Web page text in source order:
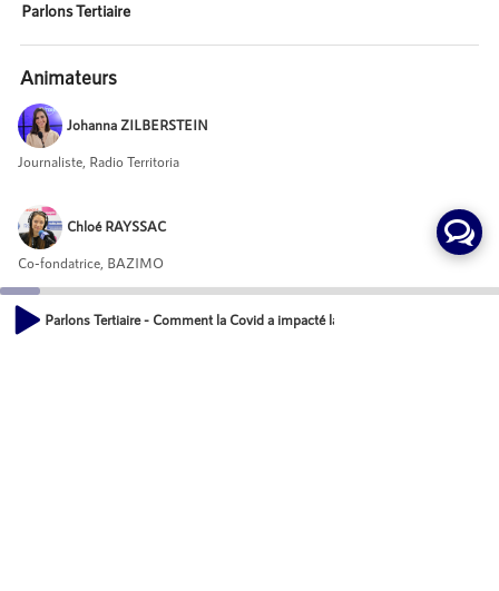
Parlons Tertiaire
Animateurs
Johanna ZILBERSTEIN
Journaliste, Radio Territoria
Chloé RAYSSAC
Co-fondatrice, BAZIMO
Parlons Tertiaire - Comment la Covid a impacté la relation bailleurs/